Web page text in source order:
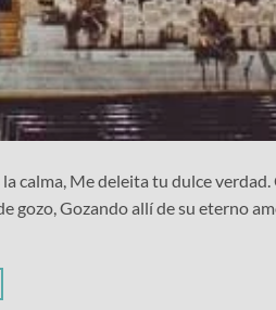
calma, Me deleita tu dulce
gozo, Gozando allí de su eterno